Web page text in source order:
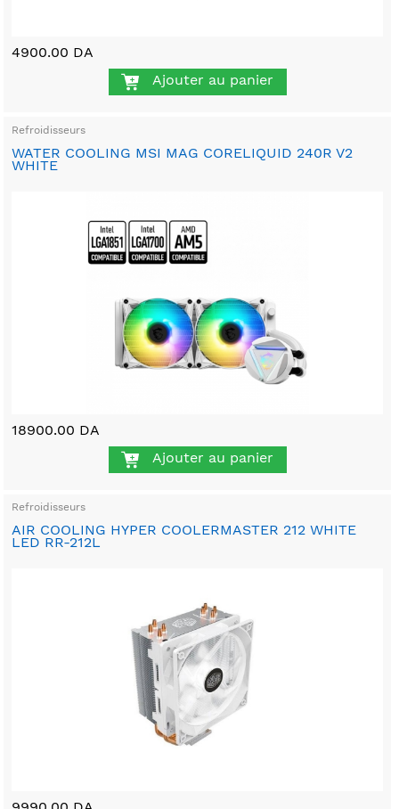
4900.00 DA
Ajouter au panier
Refroidisseurs
WATER COOLING MSI MAG CORELIQUID 240R V2
WHITE
18900.00 DA
Ajouter au panier
Refroidisseurs
AIR COOLING HYPER COOLERMASTER 212 WHITE
LED RR-212L